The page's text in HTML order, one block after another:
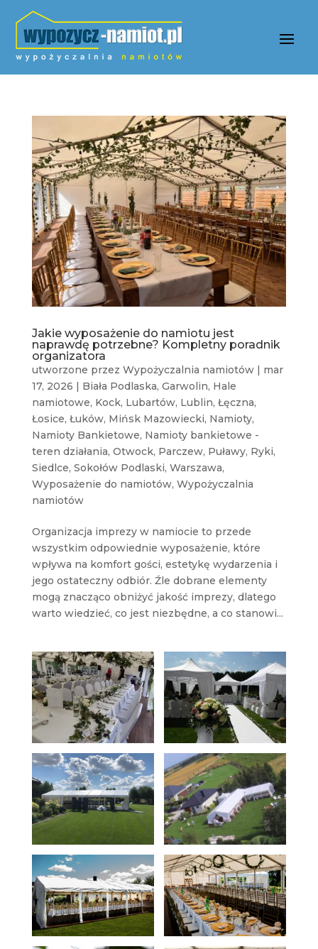
Jakie wyposażenie do namiotu jest
naprawdę potrzebne? Kompletny poradnik
organizatora
utworzone przez Wypożyczalnia namiotów| mar
17, 2026 | Biała Podlaska, Garwolin, Hale
namiotowe, Kock, Lubartów, Lublin, Łęczna,
Łosice, Łuków, Mińsk Mazowiecki, Namioty,
Namioty Bankietowe, Namioty bankietowe -
teren działania, Otwock, Parczew, Puławy, Ryki,
Siedlce, Sokołów Podlaski, Warszawa,
Wyposażenie do namiotów, Wypożyczalnia
namiotów
Organizacja imprezy w namiocie to przede
wszystkim odpowiednie wyposażenie, które
wpływa na komfort gości, estetykę wydarzenia i
jego ostateczny odbiór. Źle dobrane elementy
mogą znacząco obniżyć jakość imprezy, dlatego
warto wiedzieć, co jest niezbędne, a co stanowi...